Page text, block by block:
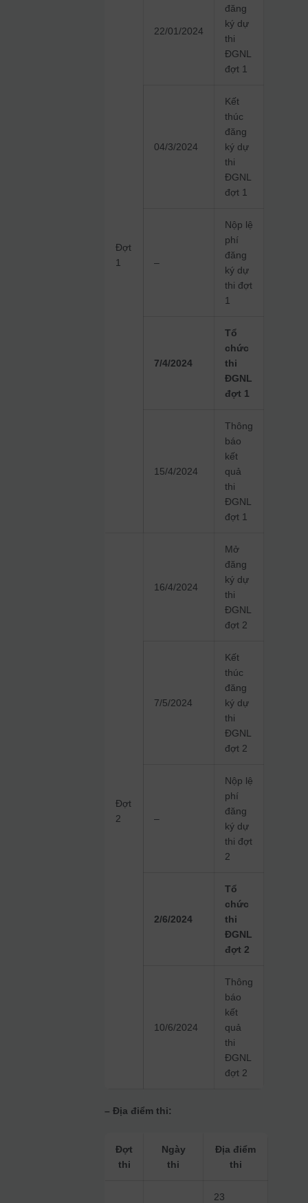
Đợt
1
22/01/2024
đăng
ký dự
thi
ĐGNL
đợt 1
04/3/2024
Kết
thúc
đăng
ký dự
thi
ĐGNL
đợt 1
–
Nộp lệ
phí
đăng
ký dự
thi đợt
1
7/4/2024
Tổ
chức
thi
ĐGNL
đợt 1
15/4/2024
Thông
báo
kết
quả
thi
ĐGNL
đợt 1
Đợt
2
16/4/2024
Mở
đăng
ký dự
thi
ĐGNL
đợt 2
7/5/2024
Kết
thúc
đăng
ký dự
thi
ĐGNL
đợt 2
–
Nộp lệ
phí
đăng
ký dự
thi đợt
2
2/6/2024
Tổ
chức
thi
ĐGNL
đợt 2
10/6/2024
Thông
báo
kết
quả
thi
ĐGNL
đợt 2
– Địa điểm thi:
Đợt
thi
Ngày
thi
Địa điểm
thi
23